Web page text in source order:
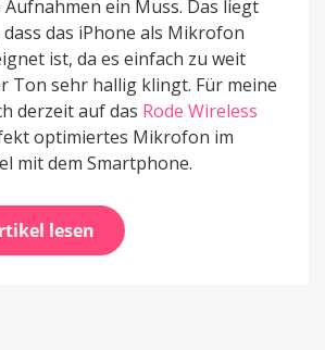
ein Muss. Das liegt
das iPhone als Mikrofon
ist, da es einfach zu weit
Ton sehr hallig klingt. Für meine
derzeit auf das Rode Wireless
optimiertes Mikrofon im
mit dem Smartphone.
lesen